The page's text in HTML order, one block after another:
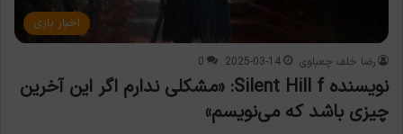
اخبار بازی
رضا خلف چعباوی 2025-03-14
0
نویسنده Silent Hill f: «مشکلی ندارم اگر این آخرین
چیزی باشد که می‌نویسم»